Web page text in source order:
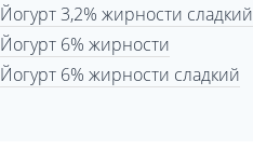
Йогурт 3,2% жирности сладкий
Йогурт 6% жирности
Йогурт 6% жирности сладкий